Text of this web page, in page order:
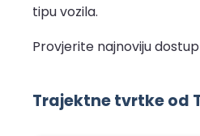
tipu vozila.
Provjerite najnoviju
Trajektne tvrtke od